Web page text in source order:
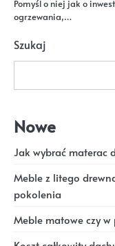
Pomyśl o niej jak o
ogrzewania,…
Szukaj
Nowe
Jak wybrać materac
Meble z litego
pokolenia
Meble matowe czy w